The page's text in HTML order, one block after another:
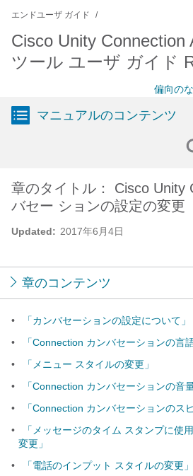
エンドユーザ ガイド
Cisco Unity Connection
ツール ユーザ ガイド
偏向の
マニュアルのコンテンツ
Updated: 2017年6月4日
章のタイトル： Cisco Unity
バセー ションの設定の変更
章のコンテンツ
•
「カンバセーションの設定について」
•
「Connection カンバセーションの言
•
「メニュー スタイルの変更」
•
「Connection カンバセーションの音
•
「Connection カンバセーションのス
•
「メッセージのタイム スタンプに使
変更」
•
「電話のインプット スタイルの変更」